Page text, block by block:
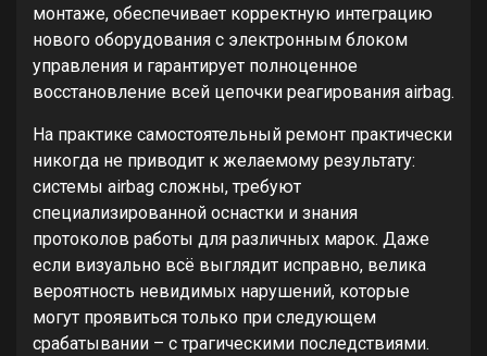
монтаже, обеспечивает корректную интеграцию
нового оборудования с электронным блоком
управления и гарантирует полноценное
восстановление всей цепочки реагирования airbag.
На практике самостоятельный ремонт практически
никогда не приводит к желаемому результату:
системы airbag сложны, требуют
специализированной оснастки и знания
протоколов работы для различных марок. Даже
если визуально всё выглядит исправно, велика
вероятность невидимых нарушений, которые
могут проявиться только при следующем
срабатывании – с трагическими последствиями.